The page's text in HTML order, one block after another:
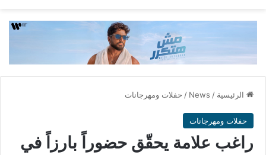
الرئيسية /
News
/ حفلات ومهرجانات
حفلات ومهرجانات
راغب علامة يحقّق حضوراً بارزاً في